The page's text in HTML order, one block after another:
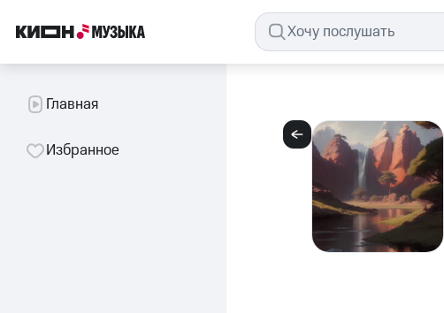
Главная
Избранное